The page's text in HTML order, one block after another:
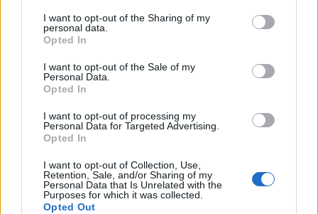
I want to opt-out of the Sharing of my
personal data.
Opted In
I want to opt-out of the Sale of my
Personal Data.
Opted In
I want to opt-out of processing my
Personal Data for Targeted Advertising.
Opted In
I want to opt-out of Collection, Use,
Retention, Sale, and/or Sharing of my
Personal Data that Is Unrelated with the
Purposes for which it was collected.
Opted Out
Tomasz Judym – prometejskie
wyobcowanie
Pozytywizm lansował wiele idei, w tym
postaci dla dobra ogółu pokazane zostało
m.in. poprzezTomasza Judyma